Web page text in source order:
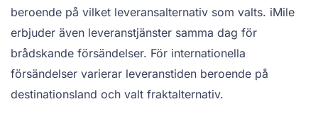
beroende på vilket leveransalternativ som valts. iMile
erbjuder även leveranstjänster samma dag för
brådskande försändelser. För internationella
försändelser varierar leveranstiden beroende på
destinationsland och valt fraktalternativ.